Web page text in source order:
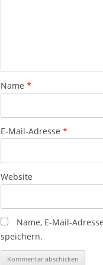
Name *
E-Mail-Adresse *
Website
Name, E-Mail-
speichern.